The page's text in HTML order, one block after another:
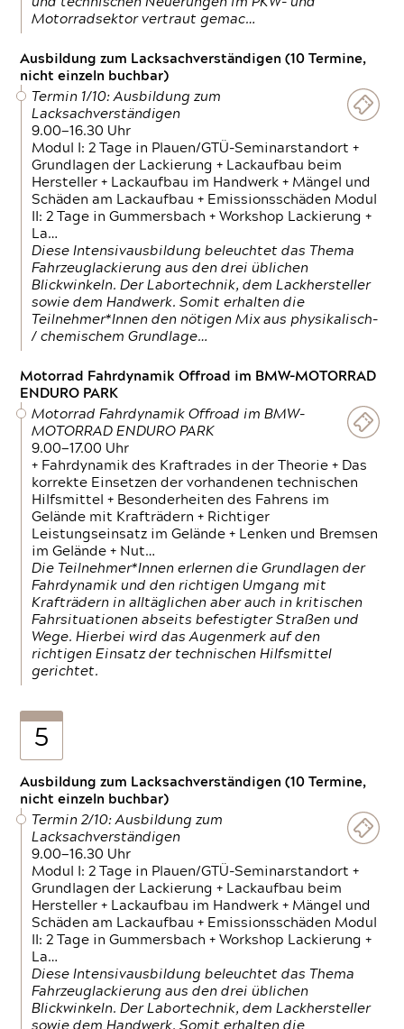
Motorradsektor vertraut gemac…
Ausbildung zum Lacksachverständigen (10 Termine,
nicht einzeln buchbar)
Termin 1/10: Ausbildung zum
Lacksachverständigen
9.00—16.30 Uhr
Modul I: 2 Tage in Plauen/GTÜ-Seminarstandort +
Grundlagen der Lackierung + Lackaufbau beim
Hersteller + Lackaufbau im Handwerk + Mängel und
Schäden am Lackaufbau + Emissionsschäden Modul
II: 2 Tage in Gummersbach + Workshop Lackierung +
La…
Diese Intensivausbildung beleuchtet das Thema
Fahrzeuglackierung aus den drei üblichen
Blickwinkeln. Der Labortechnik, dem Lackhersteller
sowie dem Handwerk. Somit erhalten die
Teilnehmer*Innen den nötigen Mix aus physikalisch-
/ chemischem Grundlage…
Motorrad Fahrdynamik Offroad im BMW-MOTORRAD
ENDURO PARK
Motorrad Fahrdynamik Offroad im BMW-
MOTORRAD ENDURO PARK
9.00—17.00 Uhr
+ Fahrdynamik des Kraftrades in der Theorie + Das
korrekte Einsetzen der vorhandenen technischen
Hilfsmittel + Besonderheiten des Fahrens im
Gelände mit Krafträdern + Richtiger
Leistungseinsatz im Gelände + Lenken und Bremsen
im Gelände + Nut…
Die Teilnehmer*Innen erlernen die Grundlagen der
Fahrdynamik und den richtigen Umgang mit
Krafträdern in alltäglichen aber auch in kritischen
Fahrsituationen abseits befestigter Straßen und
Wege. Hierbei wird das Augenmerk auf den
richtigen Einsatz der technischen Hilfsmittel
gerichtet.
5
Ausbildung zum Lacksachverständigen (10 Termine,
nicht einzeln buchbar)
Termin 2/10: Ausbildung zum
Lacksachverständigen
9.00—16.30 Uhr
Modul I: 2 Tage in Plauen/GTÜ-Seminarstandort +
Grundlagen der Lackierung + Lackaufbau beim
Hersteller + Lackaufbau im Handwerk + Mängel und
Schäden am Lackaufbau + Emissionsschäden Modul
II: 2 Tage in Gummersbach + Workshop Lackierung +
La…
Diese Intensivausbildung beleuchtet das Thema
Fahrzeuglackierung aus den drei üblichen
Blickwinkeln. Der Labortechnik, dem Lackhersteller
sowie dem Handwerk. Somit erhalten die